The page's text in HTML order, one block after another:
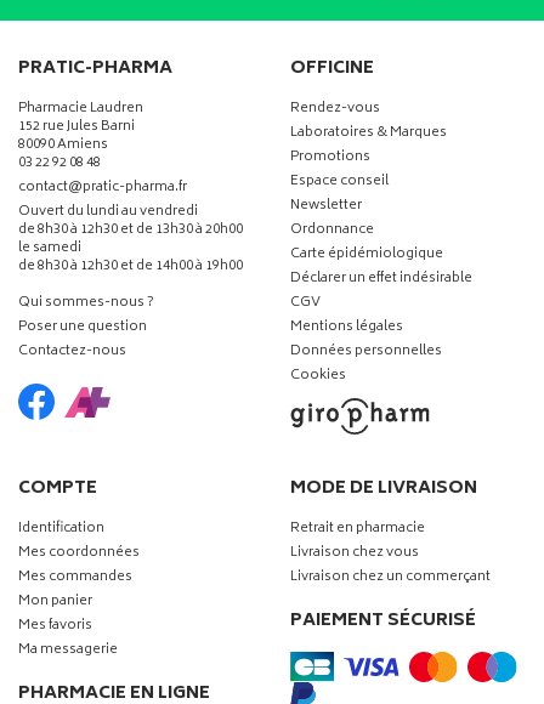
PRATIC-PHARMA
Pharmacie Laudren
152 rue Jules Barni
80090 Amiens
03 22 92 08 48
contact-
@-
pratic-pharma.fr
Ouvert du lundi au vendredi
de 8h30 à 12h30 et de 13h30 à 20h00
le samedi
de 8h30 à 12h30 et de 14h00 à 19h00
Qui sommes-nous ?
Poser une question
Contactez-nous
OFFICINE
Rendez-vous
Laboratoires & Marques
Promotions
Espace conseil
Newsletter
Ordonnance
Carte épidémiologique
Déclarer un effet indésirable
CGV
Mentions légales
Données personnelles
Cookies
COMPTE
Identification
Mes coordonnées
Mes commandes
Mon panier
Mes favoris
Ma messagerie
PHARMACIE EN LIGNE
MODE DE LIVRAISON
Retrait en pharmacie
Livraison chez vous
Livraison chez un commerçant
PAIEMENT SÉCURISÉ